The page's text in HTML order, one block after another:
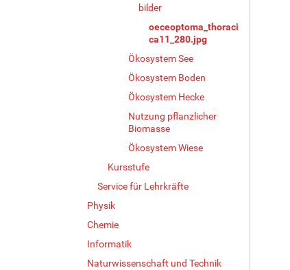
bilder
oeceoptoma_thoraci
ca11_280.jpg
Ökosystem See
Ökosystem Boden
Ökosystem Hecke
Nutzung pflanzlicher
Biomasse
Ökosystem Wiese
Kursstufe
Service für Lehrkräfte
Physik
Chemie
Informatik
Naturwissenschaft und Technik